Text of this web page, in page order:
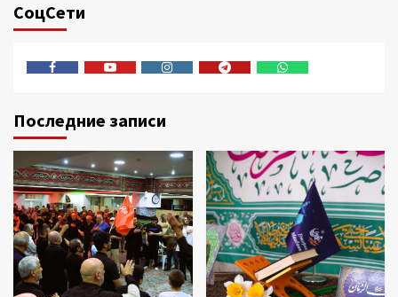
СоцСети
Последние записи